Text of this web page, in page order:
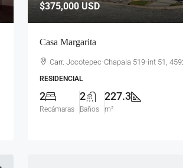
$375,000USD
Casa Margarita
Carr. Jocotepec-Chapala 519-int 51,
RESIDENCIAL
2
Recámaras
2
Baños
227.3
m²